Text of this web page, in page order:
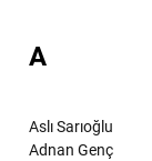
A
Aslı Sarıoğlu
Adnan Genç